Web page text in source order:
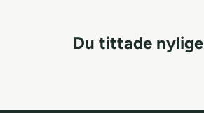
Du tittade